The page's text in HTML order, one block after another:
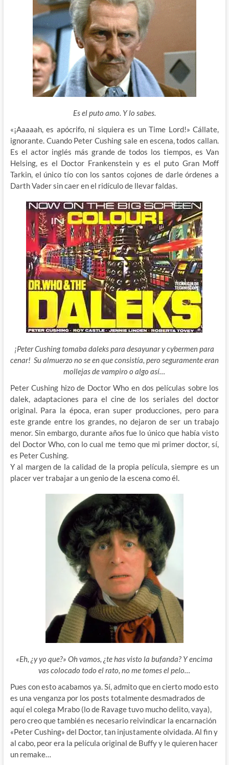
Es el puto amo. Y lo sabes.
«¡Aaaaah, es apócrifo, ni siquiera es un Time Lord!» Cállate,
ignorante. Cuando Peter Cushing sale en escena, todos callan.
Es el actor inglés más grande de todos los tiempos, es Van
Helsing, es el Doctor Frankenstein y es el puto Gran Moff
Tarkin, el único tío con los santos cojones de darle órdenes a
Darth Vader sin caer en el ridículo de llevar faldas.
¡Peter Cushing tomaba daleks para desayunar y cybermen para
cenar! Su almuerzo no se en que consistía, pero seguramente eran
mollejas de vampiro o algo así…
Peter Cushing hizo de Doctor Who en dos películas sobre los
dalek, adaptaciones para el cine de los seriales del doctor
original. Para la época, eran super producciones, pero para
este grande entre los grandes, no dejaron de ser un trabajo
menor. Sin embargo, durante años fue lo único que había visto
del Doctor Who, con lo cual me temo que mi primer doctor, sí,
es Peter Cushing.
Y al margen de la calidad de la propia película, siempre es un
placer ver trabajar a un genio de la escena como él.
«Eh, ¿y yo que?» Oh vamos, ¿te has visto la bufanda? Y encima
vas colocado todo el rato, no me tomes el pelo…
Pues con esto acabamos ya. Sí, admito que en cierto modo esto
es una venganza por los posts totalmente desmadrados de
aquí el colega Mrabo (lo de Ravage tuvo mucho delito, vaya),
pero creo que también es necesario reivindicar la encarnación
«Peter Cushing» del Doctor, tan injustamente olvidada. Al fin y
al cabo, peor era la película original de Buffy y le quieren hacer
un remake…